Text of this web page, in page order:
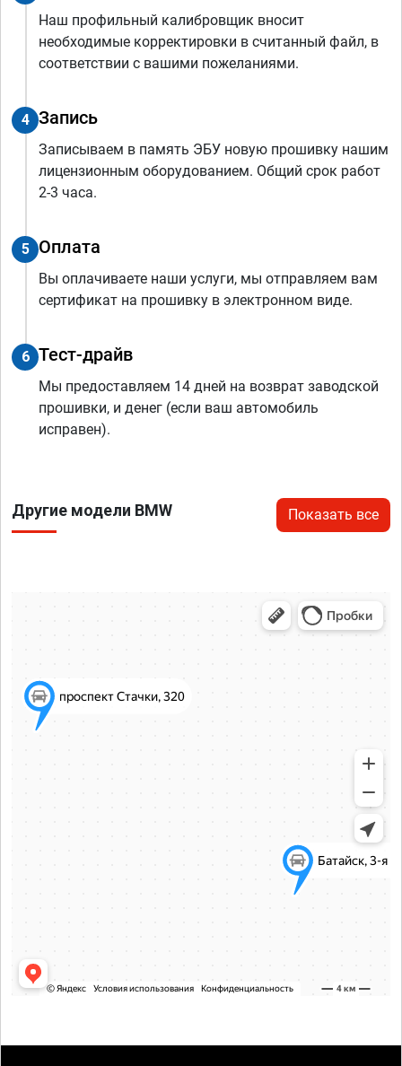
Наш профильный калибровщик вносит
необходимые корректировки в считанный файл, в
соответствии с вашими пожеланиями.
4 Запись
Записываем в память ЭБУ новую прошивку нашим
лицензионным оборудованием. Общий срок работ
2-3 часа.
5 Оплата
Вы оплачиваете наши услуги, мы отправляем вам
сертификат на прошивку в электронном виде.
6 Тест-драйв
Мы предоставляем 14 дней на возврат заводской
прошивки, и денег (если ваш автомобиль
исправен).
Другие модели BMW Показать все